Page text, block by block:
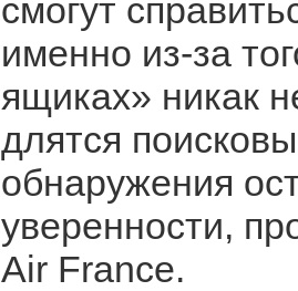
смогут
именно из-за
ящиках» никак
длятся
обнаружения
уверенности,
Air France.